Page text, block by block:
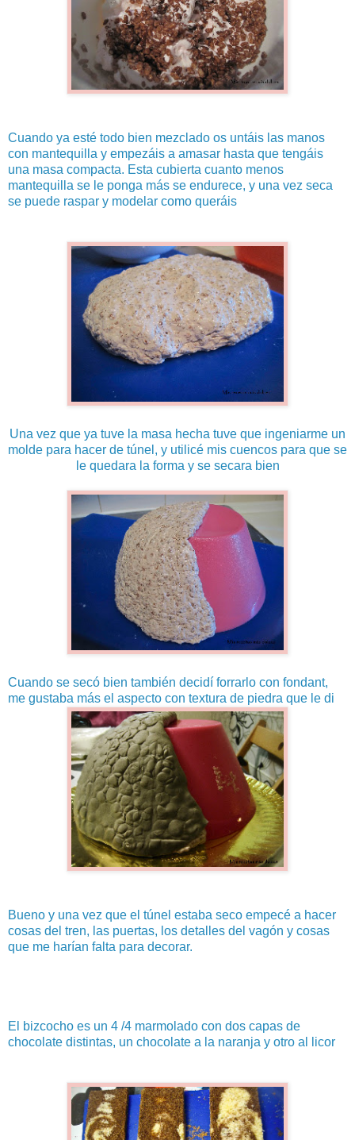
Cuando ya esté todo bien mezclado os untáis las manos
con mantequilla y empezáis a amasar hasta que tengáis
una masa compacta. Esta cubierta cuanto menos
mantequilla se le ponga más se endurece, y una vez seca
se puede raspar y modelar como queráis
Una vez que ya tuve la masa hecha tuve que ingeniarme un
molde para hacer de túnel, y utilicé mis cuencos para que se
le quedara la forma y se secara bien
Cuando se secó bien también decidí forrarlo con fondant,
me gustaba más el aspecto con textura de piedra que le di
Bueno y una vez que el túnel estaba seco empecé a hacer
cosas del tren, las puertas, los detalles del vagón y cosas
que me harían falta para decorar.
El bizcocho es un 4 /4 marmolado con dos capas de
chocolate distintas, un chocolate a la naranja y otro al licor